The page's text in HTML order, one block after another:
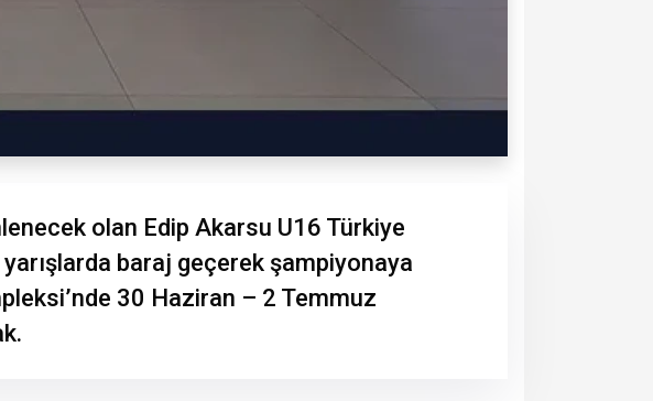
olan Edip Akarsu U16 Türkiye
baraj geçerek şampiyonaya
30 Haziran – 2 Temmuz